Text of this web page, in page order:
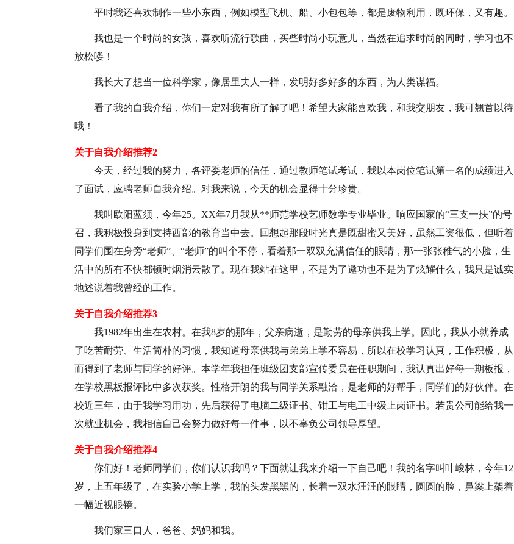
平时我还喜欢制作一些小东西，例如模型飞机、船、小包包等，都是废物利用，既环保，又有趣。
我也是一个时尚的女孩，喜欢听流行歌曲，买些时尚小玩意儿，当然在追求时尚的同时，学习也不
放松喽！
我长大了想当一位科学家，像居里夫人一样，发明好多好多的东西，为人类谋福。
看了我的自我介绍，你们一定对我有所了解了吧！希望大家能喜欢我，和我交朋友，我可翘首以待
哦！
关于自我介绍推荐2
今天，经过我的努力，各评委老师的信任，通过教师笔试考试，我以本岗位笔试第一名的成绩进入
了面试，应聘老师自我介绍。对我来说，今天的机会显得十分珍贵。
我叫欧阳蓝须，今年25。XX年7月我从**师范学校艺师数学专业毕业。响应国家的“三支一扶”的号
召，我积极投身到支持西部的教育当中去。回想起那段时光真是既甜蜜又美好，虽然工资很低，但听着
同学们围在身旁“老师”、“老师”的叫个不停，看着那一双双充满信任的眼睛，那一张张稚气的小脸，生
活中的所有不快都顿时烟消云散了。现在我站在这里，不是为了邀功也不是为了炫耀什么，我只是诚实
地述说着我曾经的工作。
关于自我介绍推荐3
我1982年出生在农村。在我8岁的那年，父亲病逝，是勤劳的母亲供我上学。因此，我从小就养成
了吃苦耐劳、生活简朴的习惯，我知道母亲供我与弟弟上学不容易，所以在校学习认真，工作积极，从
而得到了老师与同学的好评。本学年我担任班级团支部宣传委员在任职期间，我认真出好每一期板报，
在学校黑板报评比中多次获奖。性格开朗的我与同学关系融洽，是老师的好帮手，同学们的好伙伴。在
校近三年，由于我学习用功，先后获得了电脑二级证书、钳工与电工中级上岗证书。若贵公司能给我一
次就业机会，我相信自己会努力做好每一件事，以不辜负公司领导厚望。
关于自我介绍推荐4
你们好！老师同学们，你们认识我吗？下面就让我来介绍一下自己吧！我的名字叫叶峻林，今年12
岁，上五年级了，在实验小学上学，我的头发黑黑的，长着一双水汪汪的眼睛，圆圆的脸，鼻梁上架着
一幅近视眼镜。
我们家三口人，爸爸、妈妈和我。